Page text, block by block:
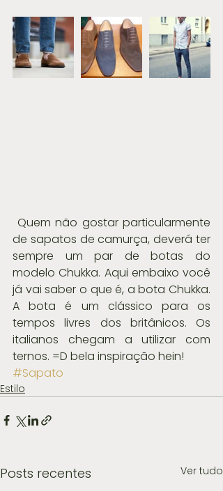
de sapatos de camurça, deverá ter
sempre um par de botas do
modelo Chukka. Aqui embaixo você
já vai saber o que é, a bota Chukka.
A bota é um clássico para os
tempos livres dos britânicos. Os
italianos chegam a utilizar com
ternos. =D bela inspiração hein!
#Sapato
Estilo
Posts recentes Ver tudo